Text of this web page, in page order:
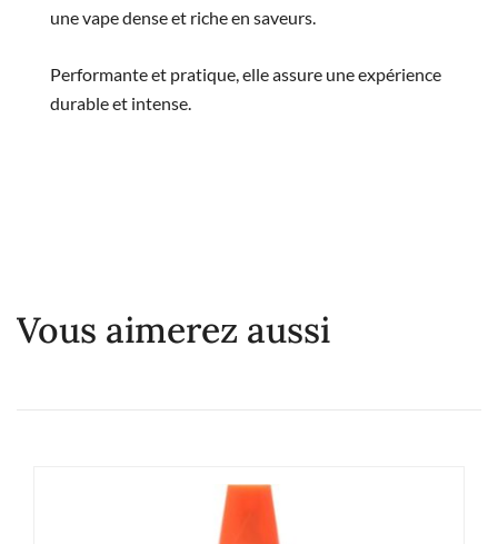
une vape dense et riche en saveurs.
Performante et pratique, elle assure une expérience
durable et intense.
Vous aimerez aussi